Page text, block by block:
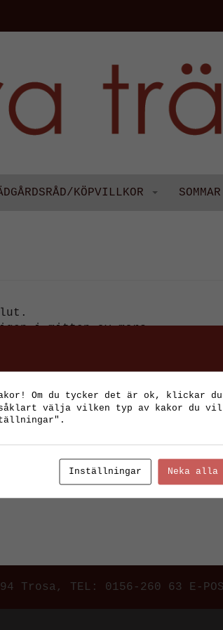
KÖPVILLKOR SOMMAR
i mitten av mars.
Jul och ett Gott nytt År!
Trosa , TEL: 0156-260 63 E-
Om du tycker det är ok, klickar du
välja vilken typ av kakor du vill
Inställningar Neka alla